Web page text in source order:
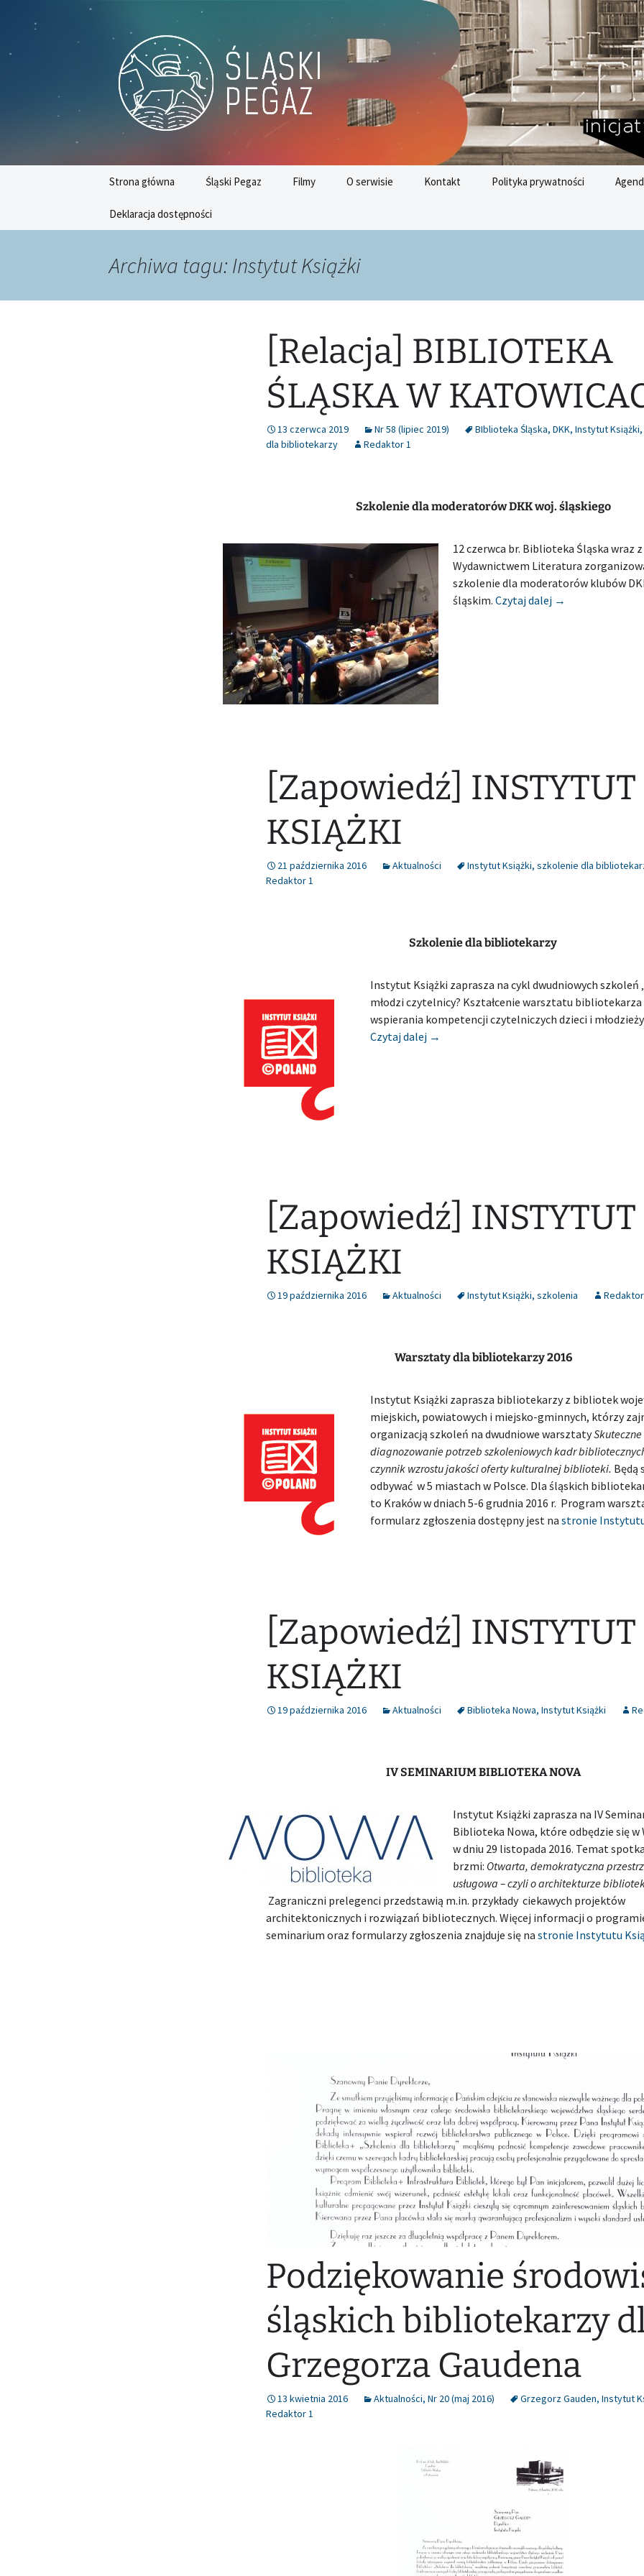
Śląski Pegaz
Platforma inicjatyw bibliotecznych
Strona główna Śląski Pegaz
Nr 74 (grudzień 2020)
Nr 76 (luty 2021)
Nr 78 (lipiec/sierpień
Filmy O serwisie Kontakt Polityka prywatności
Deklaracja dostępności
Archiwa tagu: Instytut Książki
[Relacja] BIBLIOTEKA
ŚLĄSKA W
13 czerwca 2019 Nr 58 (lipiec 2019) BIblioteka Śląska, DKK, Instytut Książki,
dla bibliotekarzy
Redaktor 1
Szkolenie dla moderatorów DKK woj. śląskiego
12 czerwca br. Biblioteka Śląska wraz z
Wydawnictwem Literatura
szkolenie dla moderatorów klubów
śląskim. Czytaj dalej [Relacja]
→
[Zapowiedź] INSTYTUT
KSIĄŻKI
21 października 2016 Aktualności Instytut Książki, szkolenie dla
Redaktor 1
Szkolenie dla bibliotekarzy
Instytut Książki zaprasza na cykl dwudniowych szkoleń
młodzi czytelnicy? Kształcenie warsztatu bibliotekarza
wspierania kompetencji czytelniczych dzieci i
Czytaj dalej [Zapowiedź] INSTYTUT KSIĄŻKI
→
[Zapowiedź] INSTYTUT
KSIĄŻKI
19 października 2016 Aktualności Instytut Książki, szkolenia
Warsztaty dla bibliotekarzy 2016
Instytut Książki zaprasza bibliotekarzy z bibliotek
miejskich, powiatowych i miejsko-gminnych, którzy
organizacją szkoleń na dwudniowe warsztatySkuteczne
diagnozowanie potrzeb szkoleniowych kadr
czynnik wzrostu jakości oferty kulturalnej biblioteki. Będą
odbywać w 5 miastach w Polsce. Dla śląskich
to Kraków w dniach 5-6 grudnia 2016 r. Program
formularz zgłoszenia dostępny jest na stronie
[Zapowiedź] INSTYTUT
KSIĄŻKI
19 października 2016 Aktualności Biblioteka Nowa, Instytut Książki
IV SEMINARIUM BIBLIOTEKA NOVA
Instytut Książki zaprasza na IV
Biblioteka Nowa, które odbędzie się w
w dniu 29 listopada 2016. Temat
brzmi: Otwarta, demokratyczna
usługowa – czyli o architekturze
Zagraniczni prelegenci przedstawią m.in. przykłady ciekawych projektów
architektonicznych i rozwiązań bibliotecznych. Więcej informacji o
seminarium oraz formularzy zgłoszenia znajduje się na stronie Instytutu
Podziękowanie
śląskich bibliotekarzy
Grzegorza Gaudena
13 kwietnia 2016 Aktualności, Nr 20 (maj 2016) Grzegorz Gauden, Instytut
Redaktor 1